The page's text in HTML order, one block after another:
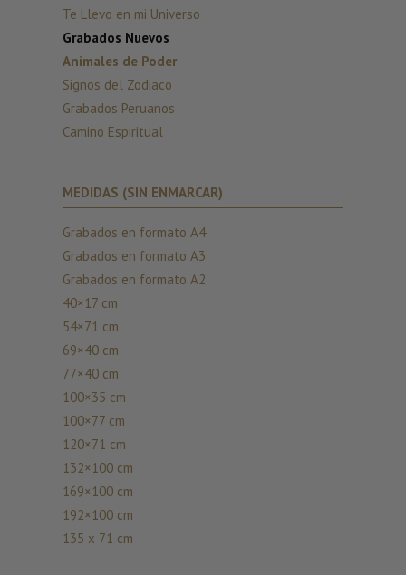
Te Llevo en mi Universo
Grabados Nuevos
Animales de Poder
Signos del Zodiaco
Grabados Peruanos
Camino Espiritual
MEDIDAS (SIN ENMARCAR)
Grabados en formato A4
Grabados en formato A3
Grabados en formato A2
40×17 cm
54×71 cm
69×40 cm
77×40 cm
100×35 cm
100×77 cm
120×71 cm
132×100 cm
169×100 cm
192×100 cm
135 x 71 cm